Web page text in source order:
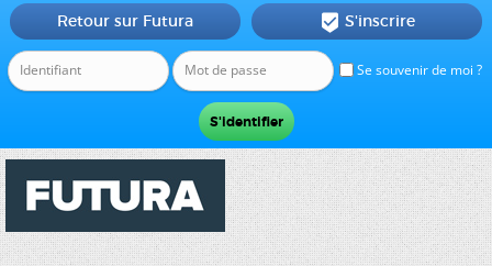
Se souvenir de moi ?
Retour sur Futura  S'inscrire